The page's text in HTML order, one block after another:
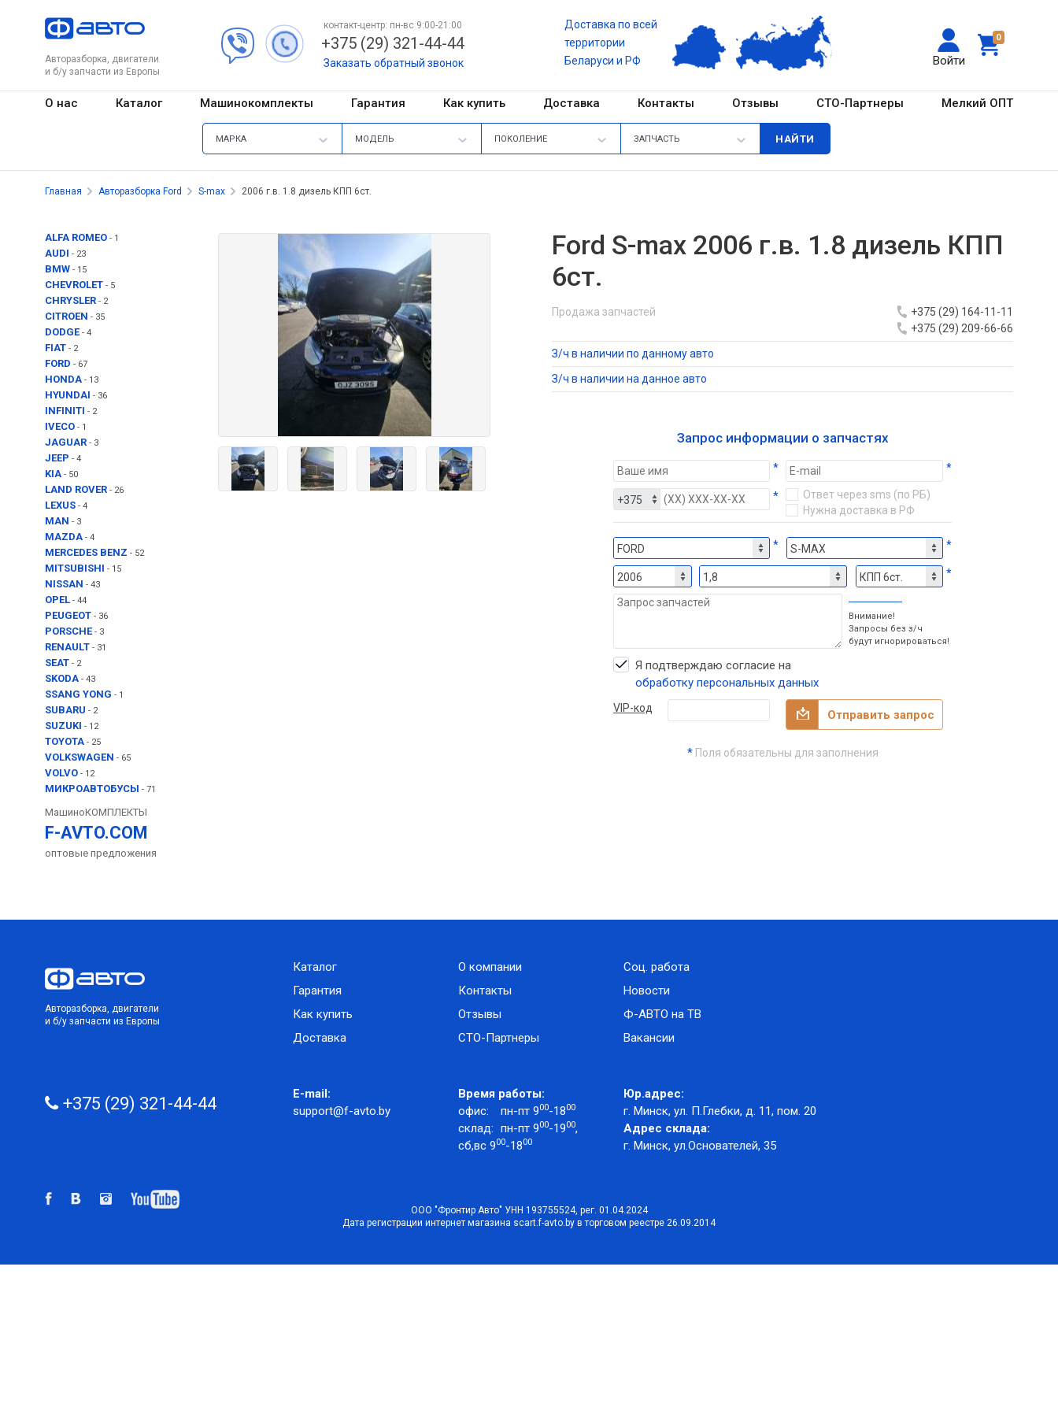
Авторазборка, двигатели
и б/у запчасти из Европы
0
Войти
контакт-центр: пн-вс 9:00-21:00
+375 (29) 321-44-44
Заказать обратный звонок
Доставка по всей
территории
Беларуси и РФ
О нас Каталог Машинокомплекты Гарантия Как купить Доставка Контакты Отзывы СТО-Партнеры Мелкий ОПТ
МАРКА МОДЕЛЬ ПОКОЛЕНИЕ ЗАПЧАСТЬ
Главная Авторазборка Ford S-max 2006 г.в. 1.8 дизель КПП 6ст.
ALFA ROMEO - 1
AUDI - 23
BMW - 15
CHEVROLET - 5
CHRYSLER - 2
CITROEN - 35
DODGE - 4
FIAT - 2
FORD - 67
HONDA - 13
HYUNDAI - 36
INFINITI - 2
IVECO - 1
JAGUAR - 3
JEEP - 4
KIA - 50
LAND ROVER - 26
LEXUS - 4
MAN - 3
MAZDA - 4
MERCEDES BENZ - 52
MITSUBISHI - 15
NISSAN - 43
OPEL - 44
PEUGEOT - 36
PORSCHE - 3
RENAULT - 31
SEAT - 2
SKODA - 43
SSANG YONG - 1
SUBARU - 2
SUZUKI - 12
TOYOTA - 25
VOLKSWAGEN - 65
VOLVO - 12
МИКРОАВТОБУСЫ - 71
МашиноКОМПЛЕКТЫ
F-AVTO.COM
оптовые предложения
Ford S-max 2006 г.в. 1.8 дизель КПП
6ст.
Продажа запчастей
+375 (29) 164-11-11
+375 (29) 209-66-66
З/ч в наличии по данному авто
З/ч в наличии на данное авто
Запрос информации о запчастях
* *
*
Ответ через sms (по РБ)
Нужна доставка в РФ
* *
*
Внимание!
Запросы без з/ч
будут игнорироваться!
Я подтверждаю согласие на
обработку персональных данных
VIP-код Отправить запрос
*Поля обязательны для заполнения
Авторазборка, двигатели
и б/у запчасти из Европы
Каталог
Гарантия
Как купить
Доставка
О компании
Контакты
Отзывы
СТО-Партнеры
Соц. работа
Новости
Ф-АВТО на ТВ
Вакансии
+375 (29) 321-44-44
E-mail:
support@f-avto.by
Время работы:
офис:
пн-пт 900-1800
склад: пн-пт 900-1900,
сб,вс 900-1800
Юр.адрес:
г. Минск, ул. П.Глебки, д. 11, пом. 20
Адрес склада:
г. Минск, ул.Основателей, 35
ООО "Фронтир Авто" УНН 193755524, рег. 01.04.2024
Дата регистрации интернет магазина scart.f-avto.by в торговом реестре 26.09.2014